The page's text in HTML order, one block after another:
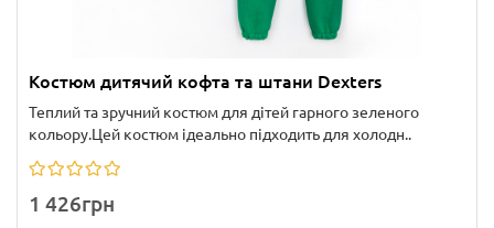
Костюм дитячий кофта та штани Dexters
Теплий та зручний костюм для дітей гарного зеленого
кольору.Цей костюм ідеально підходить для холодн..
1 426грн